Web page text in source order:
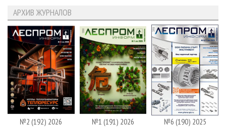
АРХИВ ЖУРНАЛОВ
№2 (192) 2026 №1 (191) 2026 №6 (190) 2025